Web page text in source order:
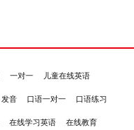
一对一 儿童在线英语
发音 口语一对一 口语练习
在线学习英语 在线教育